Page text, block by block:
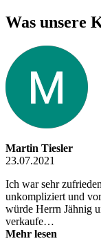
Was unsere
Martin Tiesler
23.07.2021
Ich war sehr
unkompliziert und
würde Herrn Jähnig
verkaufe…
Mehr lesen